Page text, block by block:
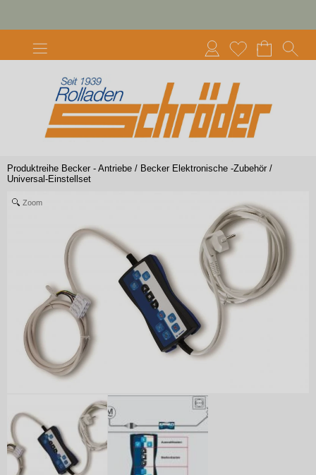
Produktreihe Becker - Antriebe / Becker Elektronische -Zubehör /
Universal-Einstellset
Zoom